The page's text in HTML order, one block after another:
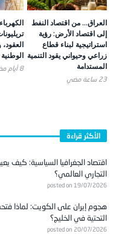
العراق… من اقتصاد النفط
إلى اقتصاد الأرض: رؤية
استراتيجية لبناء قطاع
زراعي وحيواني يقود التنمية
المستدامة
23 ساعة ‎مضي
الوطنية
8 أيام ‎مضي
الأكثر قراءة
اقتصاد الجغرافيا السياسية: كيف
التجاري العالمي؟
posted on 19/07/2026
هجوم إيران على الكويت: لماذا
التحتية في الخليج؟
posted on 20/07/2026